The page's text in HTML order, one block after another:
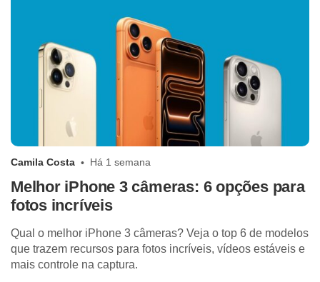
Camila Costa Há 1 semana
Melhor iPhone 3 câmeras: 6 opções para
fotos incríveis
Qual o melhor iPhone 3 câmeras? Veja o top 6 de modelos
que trazem recursos para fotos incríveis, vídeos estáveis e
mais controle na captura.